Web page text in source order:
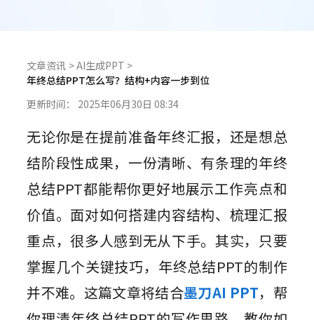
专业UI设计、设计转代码、导入Figma
墨刀AIPPT
AI一键生成，海量PPT模板任选
墨刀流程图
海量原型模板
组件素材
百套高质量组件包，一键高效复用
图标素材
AI生成APP
AI生成网站
设计稿转代码
AI生成PRD
AI需求评审
AI产品调研
AI撰写产品方案
AI生成测试用例
AI生成流程图
macOS Android
插件
Sketch
Adobe XD
Photoshop
功能介绍
企业版
企业需求诊断 定制解决方案
向团队介绍
快速了解墨刀 推荐团队使用
MCP 服务
接入智能引擎 重塑设计流程
行业案例
帮助
视频教程
功能更新
文章资讯 >AI生成PPT >
年终总结PPT怎么写？结构+内容一步到位
更新时间： 2025年06月30日 08:34
无论你是在提前准备年终汇报，还是想总
结阶段性成果，一份清晰、有条理的年终
总结PPT都能帮你更好地展示工作亮点和
价值。面对如何搭建内容结构、梳理汇报
重点，很多人感到无从下手。其实，只要
掌握几个关键技巧，年终总结PPT的制作
并不难。这篇文章将结合墨刀AI PPT，帮